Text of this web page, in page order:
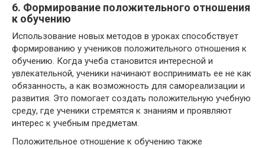
6. Формирование положительного отношения
к обучению
Использование новых методов в уроках способствует
формированию у учеников положительного отношения к
обучению. Когда учеба становится интересной и
увлекательной, ученики начинают воспринимать ее не как
обязанность, а как возможность для самореализации и
развития. Это помогает создать положительную учебную
среду, где ученики стремятся к знаниям и проявляют
интерес к учебным предметам.
Положительное отношение к обучению также